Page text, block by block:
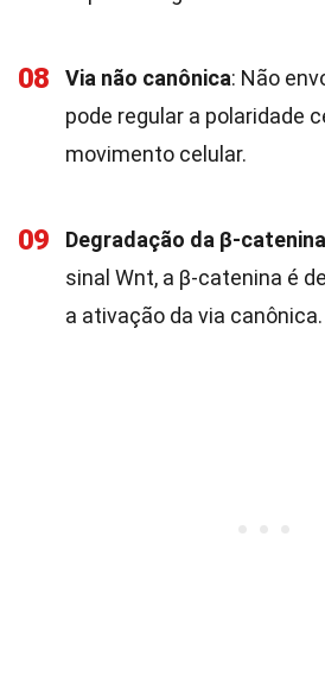
08 Via não canônica: Não
pode regular a polaridade
movimento celular.
09 Degradação da β-catenina
sinal Wnt, a β-catenina é
a ativação da via canônica.